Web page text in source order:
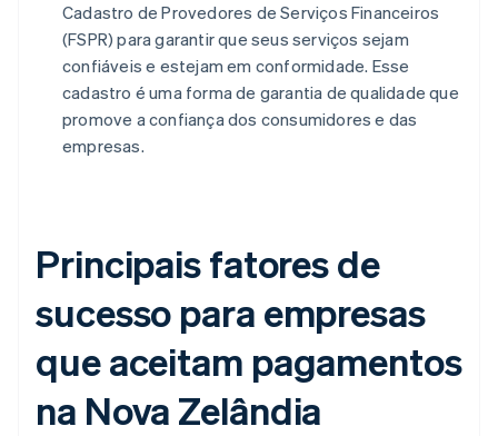
Cadastro de Provedores de Serviços Financeiros
(FSPR) para garantir que seus serviços sejam
confiáveis e estejam em conformidade. Esse
cadastro é uma forma de garantia de qualidade que
promove a confiança dos consumidores e das
empresas.
Principais fatores de
sucesso para empresas
que aceitam pagamentos
na Nova Zelândia